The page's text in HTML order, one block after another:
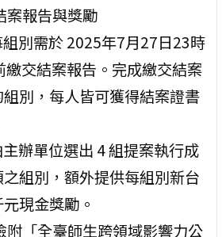
案報告與獎勵
組別需於 2025年7月27日23時
繳交結案報告。完成繳交結案
別，每人皆可獲得結案證書
辦單位選出 4 組提案執行成
組別，額外提供每組別新台
現金獎勵。
附「全臺師生跨領域影響力公